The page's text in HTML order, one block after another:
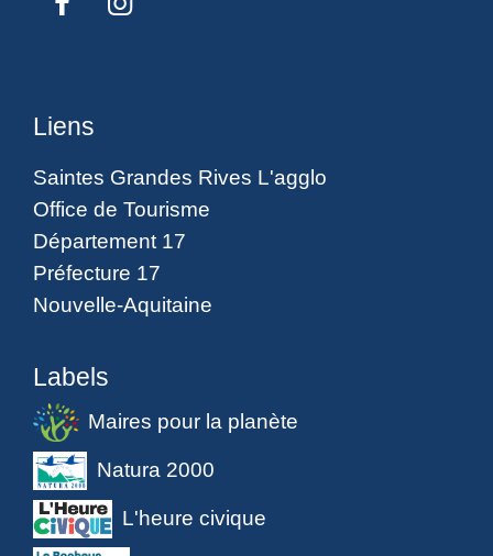
Liens
Saintes Grandes Rives L'agglo
Office de Tourisme
Département 17
Préfecture 17
Nouvelle-Aquitaine
Labels
Maires pour la planète
Natura 2000
L'heure civique